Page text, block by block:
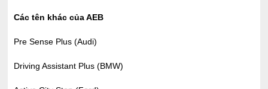
Các tên khác của AEB
Pre Sense Plus (Audi)
Driving Assistant Plus (BMW)